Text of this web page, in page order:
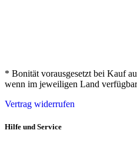
* Bonität vorausgesetzt bei Kauf
wenn im jeweiligen Land
Vertrag widerrufen
Hilfe und Service